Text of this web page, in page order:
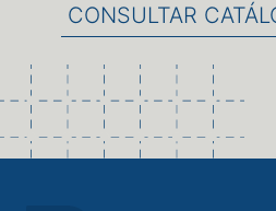
CONSULTAR